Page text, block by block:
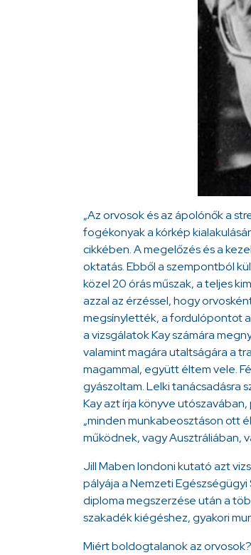
„Az orvosok és az ápolónők a
fogékonyak a kórkép
cikkében. A megelőzés és a
oktatás. Ebből a szempontból
közel 20 órás műszak, a teljes
azzal az érzéssel, hogy
megsínylették, a fordulópontot
a vizsgálatok Kay számára
valamint magára utaltságára a
magammal, együtt éltem vele.
gyászoltam. Lelki tanácsadásra
Kay azt írja könyve
„minden munkabeosztáson ott
működnek, vagy Ausztráliában,
Jill Maben londoni kutató azt
pályája a Nemzeti
diploma megszerzése után a
szakadék kiégéshez, gyakori
Miért boldogtalanok az